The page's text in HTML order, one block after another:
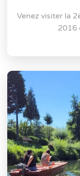
Venez visiter la
2016